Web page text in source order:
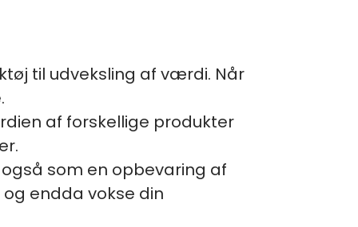
til udveksling af værdi. Når
af forskellige produkter
som en opbevaring af
endda vokse din